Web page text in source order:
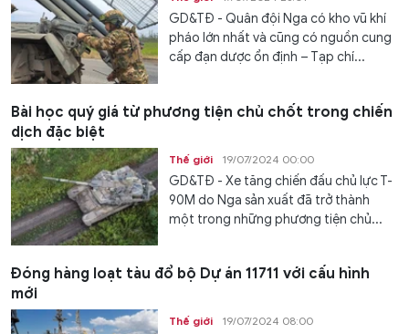
GD&TĐ - Quân đội Nga có kho vũ khí
pháo lớn nhất và cũng có nguồn cung
cấp đạn dược ổn định – Tạp chí...
Bài học quý giá từ phương tiện chủ chốt trong chiến
dịch đặc biệt
Thế giới 19/07/2024 00:00
GD&TĐ - Xe tăng chiến đấu chủ lực T-
90M do Nga sản xuất đã trở thành
một trong những phương tiện chủ...
Đóng hàng loạt tàu đổ bộ Dự án 11711 với cấu hình
mới
Thế giới 19/07/2024 08:00